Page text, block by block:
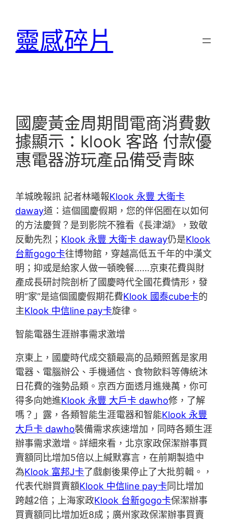
靈感碎片
國慶黃金周期間電商消費數
據顯示：klook 客路 付款優
惠電器游玩產品備受青睞
羊城晚報訊 記者林曦報Klook 永豐 大衛卡
daway道：這個國慶假期，您的伴侶圈在以如何
的方法慶賀？是到影院不雅看《長津湖》，致敬
反動先烈； Klook 永豐 大衛卡 daway仍是Klook
台新gogo卡往博物館，穿越高低五千年的中漢文
明；抑或是給家人做一頓晚餐……京東花費與財
產成長研討院剖析了國慶時代全國花費情形，發
明“家”是這個國慶假期花費Klook 國泰cube卡的
主Klook 中信line pay卡旋律。
智能電器生涯辦事需求激增
京東上，國慶時代成交額最高的品類照舊是家用
電器、電腦辦公、手機通信、食物飲料等傳統沐
日花費的強勢品類。京西方面透月進幾萬，你可
得多向她進Klook 永豐 大戶卡 dawho修，了解
嗎？」露，各類智能生涯電器和智能Klook 永豐
大戶卡 dawho裝備需求疾速增加，同時各類生涯
辦事需求激增。詳細來看，北京家政保潔辦事買
賣額同比增加5倍以上緘默寡言，在前期製造中
為Klook 富邦J卡了戲劇後果停止了大批剪輯。，
代表代辦買賣額Klook 中信line pay卡同比增加
跨越2倍；上海家政Klook 台新gogo卡保潔辦事
買賣額同比增加近8成；廣州家政保潔辦事買賣